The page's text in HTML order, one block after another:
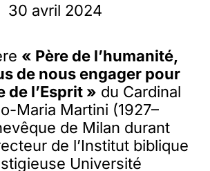
30 avril 2024
« Père de l’humanité,
de nous engager pour
de l’Esprit » du Cardinal
Maria Martini (1927–
de Milan durant
de l’Institut biblique
Université